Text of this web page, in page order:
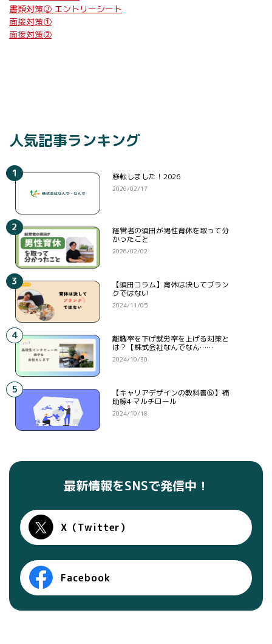
書類対策② エントリーシート
面接対策①
面接対策②
人気記事ランキング
1 移転しました！2026
2026/02/17
2
経営者の須田が男性育休を取って分
かったこと
2026/02/02
3
【須田コラム】育休は決してブラン
クではない
2024/11/05
4
離職率を下げ就労率を上げる対策と
は？【株式会社なんでなん……
2024/10/30
5
【キャリアデザインの教科書⑥】補
助線4 マルチロール
2024/10/18
最新情報をSNSで発信中！
X（Twitter）
Facebook